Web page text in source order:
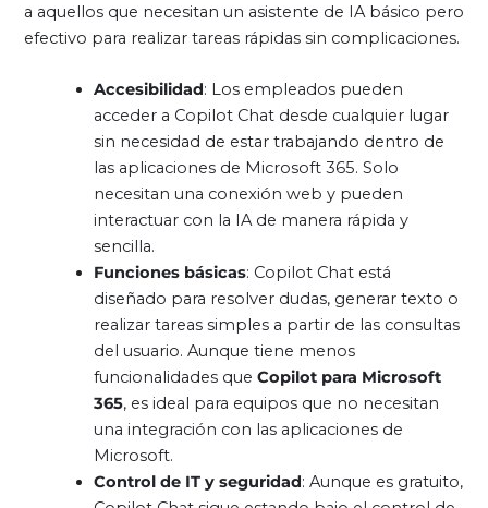
a aquellos que necesitan un asistente de IA básico pero
efectivo para realizar tareas rápidas sin complicaciones.
Accesibilidad: Los empleados pueden
acceder a Copilot Chat desde cualquier lugar
sin necesidad de estar trabajando dentro de
las aplicaciones de Microsoft 365. Solo
necesitan una conexión web y pueden
interactuar con la IA de manera rápida y
sencilla.
Funciones básicas: Copilot Chat está
diseñado para resolver dudas, generar texto o
realizar tareas simples a partir de las consultas
del usuario. Aunque tiene menos
funcionalidades que Copilot para Microsoft
365, es ideal para equipos que no necesitan
una integración con las aplicaciones de
Microsoft.
Control de IT y seguridad: Aunque es gratuito,